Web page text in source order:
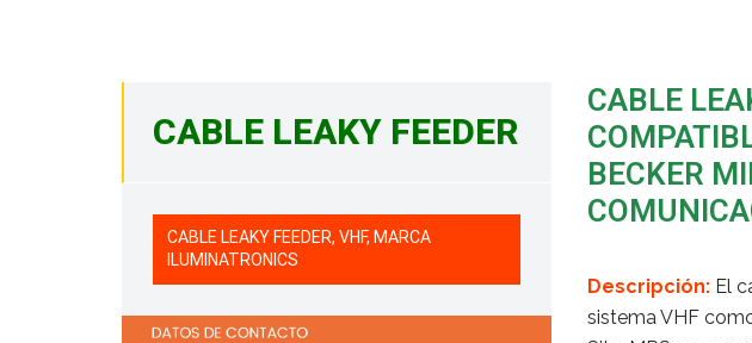
CABLE LEAKY FEEDER
CABLE LEAKY FEEDER, VHF, MARCA
ILUMINATRONICS
CABLE
BECKER
Descripción:El
sistema VHF